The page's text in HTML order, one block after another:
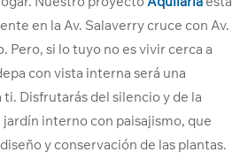
en la Av. Salaverry cruce con Av.
Pero, si lo tuyo no es vivir cerca a
con vista interna será una
Disfrutarás del silencio y de la
interno con paisajismo, que
y conservación de las plantas.